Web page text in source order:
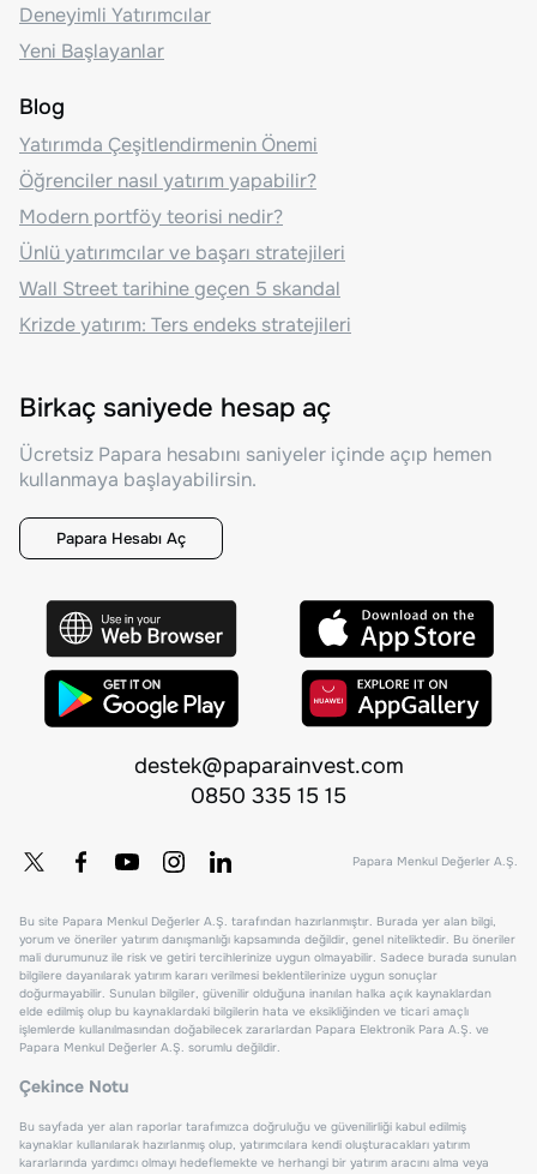
Deneyimli Yatırımcılar
Yeni Başlayanlar
Blog
Yatırımda Çeşitlendirmenin Önemi
Öğrenciler nasıl yatırım yapabilir?
Modern portföy teorisi nedir?
Ünlü yatırımcılar ve başarı stratejileri
Wall Street tarihine geçen 5 skandal
Krizde yatırım: Ters endeks stratejileri
Birkaç saniyede hesap aç
Ücretsiz Papara hesabını saniyeler içinde açıp hemen
kullanmaya başlayabilirsin.
Papara Hesabı Aç
destek@paparainvest.com
0850 335 15 15
Papara Menkul Değerler A.Ş.
Bu site Papara Menkul Değerler A.Ş. tarafından hazırlanmıştır. Burada yer alan bilgi,
yorum ve öneriler yatırım danışmanlığı kapsamında değildir, genel niteliktedir. Bu öneriler
mali durumunuz ile risk ve getiri tercihlerinize uygun olmayabilir. Sadece burada sunulan
bilgilere dayanılarak yatırım kararı verilmesi beklentilerinize uygun sonuçlar
doğurmayabilir. Sunulan bilgiler, güvenilir olduğuna inanılan halka açık kaynaklardan
elde edilmiş olup bu kaynaklardaki bilgilerin hata ve eksikliğinden ve ticari amaçlı
işlemlerde kullanılmasından doğabilecek zararlardan Papara Elektronik Para A.Ş. ve
Papara Menkul Değerler A.Ş. sorumlu değildir.
Çekince Notu
Bu sayfada yer alan raporlar tarafımızca doğruluğu ve güvenilirliği kabul edilmiş
kaynaklar kullanılarak hazırlanmış olup, yatırımcılara kendi oluşturacakları yatırım
kararlarında yardımcı olmayı hedeflemekte ve herhangi bir yatırım aracını alma veya